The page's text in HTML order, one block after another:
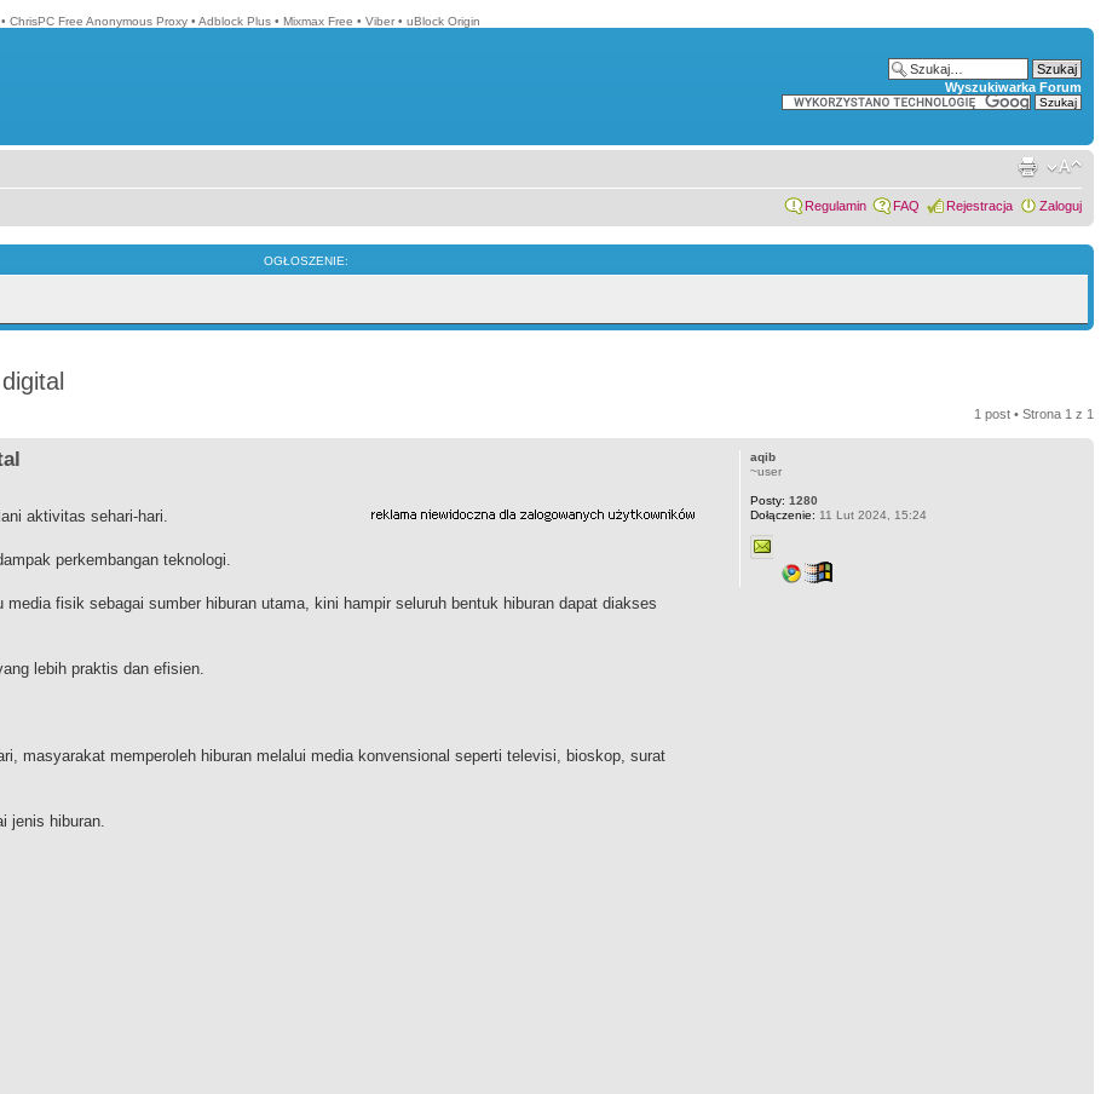
• ChrisPC Free Anonymous Proxy • Adblock Plus • Mixmax Free • Viber • uBlock Origin
Wyszukiwarka Forum
Regulamin FAQ Rejestracja Zaloguj
OGŁOSZENIE:
1 post • Strona 1 z 1
aktivitas sehari-hari.
perkembangan teknologi.
fisik sebagai sumber hiburan utama, kini hampir seluruh bentuk hiburan dapat diakses
lebih praktis dan efisien.
masyarakat memperoleh hiburan melalui media konvensional seperti televisi, bioskop, surat
jenis hiburan.
aqib
~user
Posty: 1280
Dołączenie: 11 Lut 2024, 15:24